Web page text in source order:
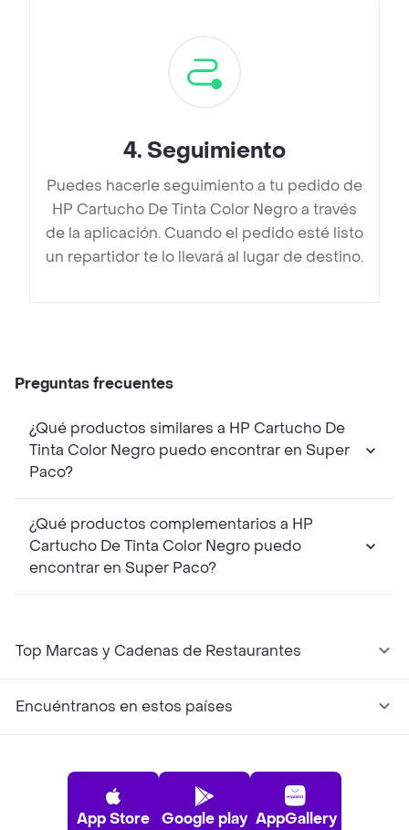
4. Seguimiento
Puedes hacerle seguimiento a tu pedido de
HP Cartucho De Tinta Color Negro a través
de la aplicación. Cuando el pedido esté listo
un repartidor te lo llevará al lugar de destino.
Preguntas frecuentes
¿Qué productos similares a HP Cartucho De
Tinta Color Negro puedo encontrar en Super
Paco?
¿Qué productos complementarios a HP
Cartucho De Tinta Color Negro puedo
encontrar en Super Paco?
Top Marcas y Cadenas de Restaurantes
Encuéntranos en estos países
App Store Google play AppGallery